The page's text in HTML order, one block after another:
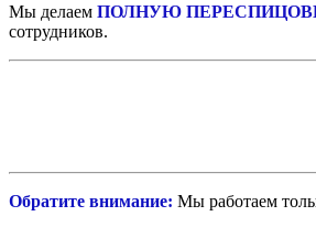
Мы делаем ПОЛНУЮ
сотрудников.
Обратите внимание: Мы работаем